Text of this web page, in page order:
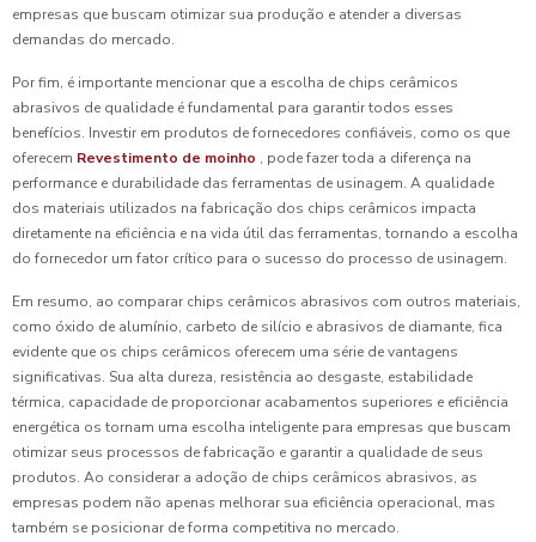
empresas que buscam otimizar sua produção e atender a diversas
demandas do mercado.
Por fim, é importante mencionar que a escolha de chips cerâmicos
abrasivos de qualidade é fundamental para garantir todos esses
benefícios. Investir em produtos de fornecedores confiáveis, como os que
oferecem Revestimento de moinho , pode fazer toda a diferença na
performance e durabilidade das ferramentas de usinagem. A qualidade
dos materiais utilizados na fabricação dos chips cerâmicos impacta
diretamente na eficiência e na vida útil das ferramentas, tornando a escolha
do fornecedor um fator crítico para o sucesso do processo de usinagem.
Em resumo, ao comparar chips cerâmicos abrasivos com outros materiais,
como óxido de alumínio, carbeto de silício e abrasivos de diamante, fica
evidente que os chips cerâmicos oferecem uma série de vantagens
significativas. Sua alta dureza, resistência ao desgaste, estabilidade
térmica, capacidade de proporcionar acabamentos superiores e eficiência
energética os tornam uma escolha inteligente para empresas que buscam
otimizar seus processos de fabricação e garantir a qualidade de seus
produtos. Ao considerar a adoção de chips cerâmicos abrasivos, as
empresas podem não apenas melhorar sua eficiência operacional, mas
também se posicionar de forma competitiva no mercado.